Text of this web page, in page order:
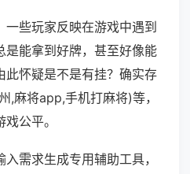
些玩家反映在游戏中遇到
是能拿到好牌，甚至好像能
此怀疑是不是有挂？确实存
,麻将app,手机打麻将)等，
公平。
需求生成专用辅助工具，